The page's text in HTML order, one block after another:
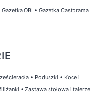
Gazetka OBI • Gazetka Castorama
• Poduszki • Koce i
• Zastawa stołowa i talerze